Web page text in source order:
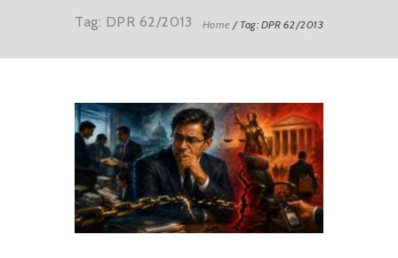
Home / Tag: DPR 62/2013
Tag: DPR 62/2013